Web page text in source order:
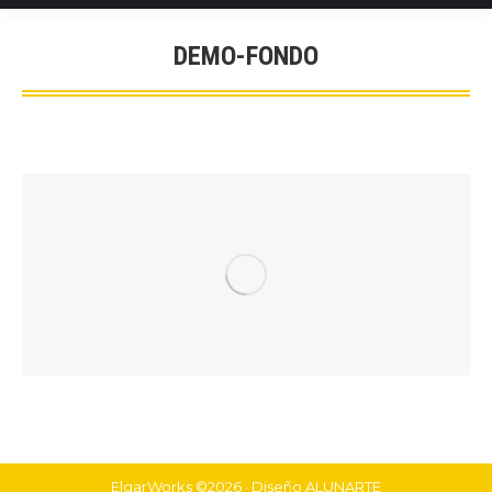
DEMO-FONDO
You are here:
ElgarWorks ©2026 · Diseño ALUNARTE